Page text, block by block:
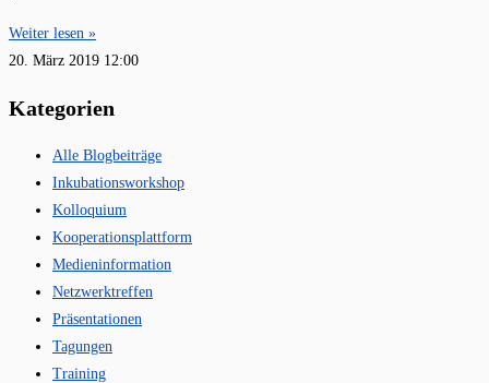
Weiter lesen »
20. März 2019 12:00
Kategorien
Alle Blogbeiträge
Inkubationsworkshop
Kolloquium
Kooperationsplattform
Medieninformation
Netzwerktreffen
Präsentationen
Tagungen
Training